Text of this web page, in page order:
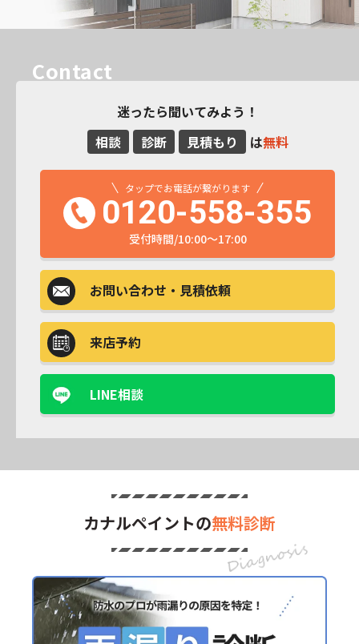
Contact
迷ったら聞いてみよう！
相談
診断 見積もり は無料
タップでお電話が繋がります
0120-558-355
受付時間/10:00～17:00
お問い合わせ ・見積依頼
来店予約
LINE相談
カナルペイントの無料診断